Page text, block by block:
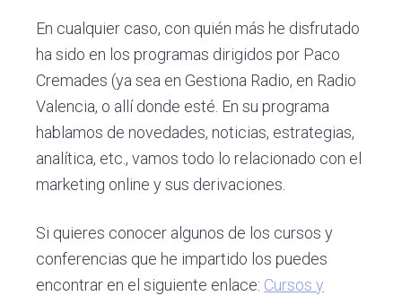
En cualquier caso, con quién más he disfrutado
ha sido en los programas dirigidos por Paco
Cremades (ya sea en Gestiona Radio, en Radio
Valencia, o allí donde esté. En su programa
hablamos de novedades, noticias, estrategias,
analítica, etc., vamos todo lo relacionado con el
marketing online y sus derivaciones.
Si quieres conocer algunos de los cursos y
conferencias que he impartido los puedes
encontrar en el siguiente enlace: Cursos y